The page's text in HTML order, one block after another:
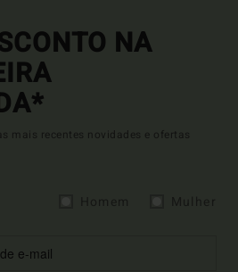
NA
mais recentes novidades e ofertas